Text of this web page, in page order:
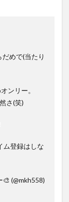
めで(当たり
ンリー。
さ(笑)
ム登録はしな
(@mkh558)